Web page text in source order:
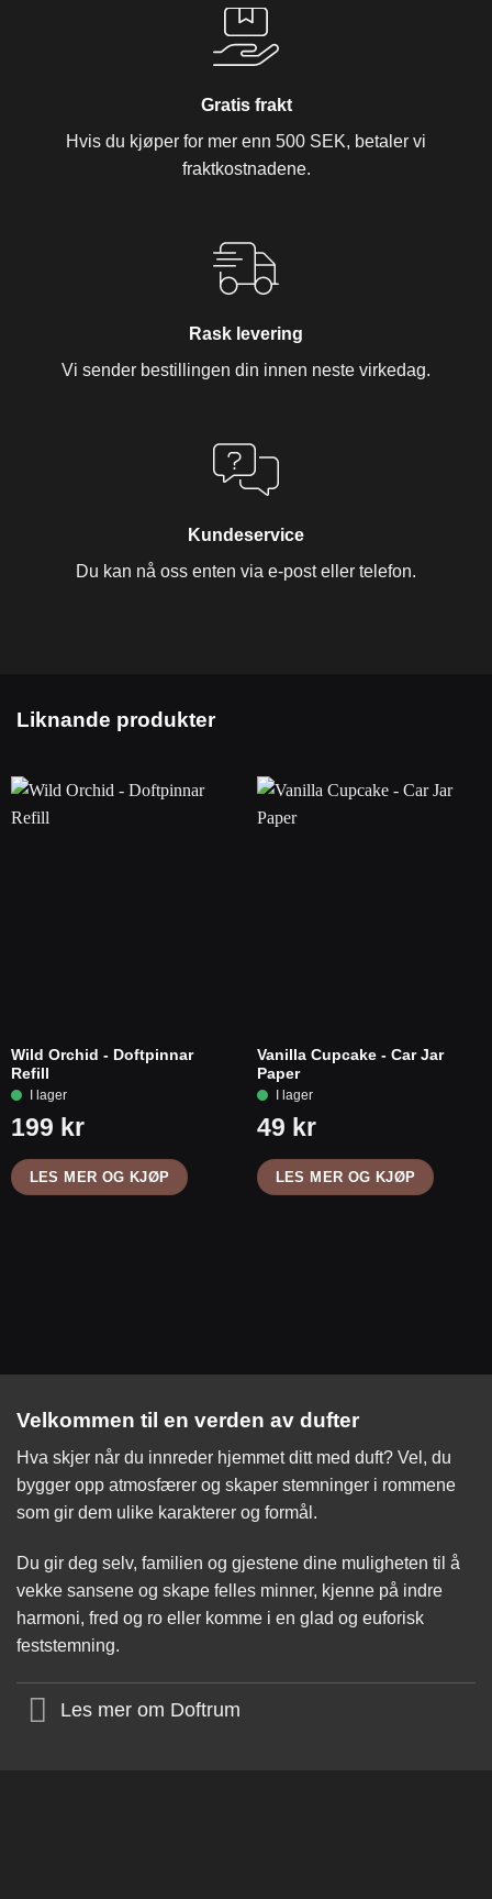
Gratis frakt
Hvis du kjøper for mer enn 500 SEK, betaler vi
fraktkostnadene.
Rask levering
Vi sender bestillingen din innen neste virkedag.
Kundeservice
Du kan nå oss enten via e-post eller telefon.
Liknande produkter
Wild Orchid - Doftpinnar
Refill
LES MER OG KJØP
Vanilla Cupcake - Car Jar
Paper
LES MER OG KJØP
Velkommen til en verden av dufter
Hva skjer når du innreder hjemmet ditt med duft? Vel, du
bygger opp atmosfærer og skaper stemninger i rommene
som gir dem ulike karakterer og formål.
Du gir deg selv, familien og gjestene dine muligheten til å
vekke sansene og skape felles minner, kjenne på indre
harmoni, fred og ro eller komme i en glad og euforisk
feststemning.
Les mer om Doftrum